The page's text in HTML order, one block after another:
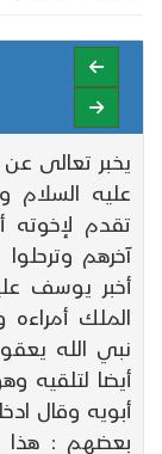
يخبر تعالى
عليه
تقدم لإخوته
آخرهم
أخبر يوسف
الملك
نبي الله
أيضا لتلقيه
أبويه وقال
بعضهم : هذا